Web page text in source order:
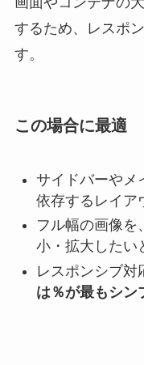
するため、レスポ
す。
この場合に最適
サイドバーやメ
依存するレイア
フル幅の画像を
小・拡大したい
レスポンシブ対
は％が最もシン